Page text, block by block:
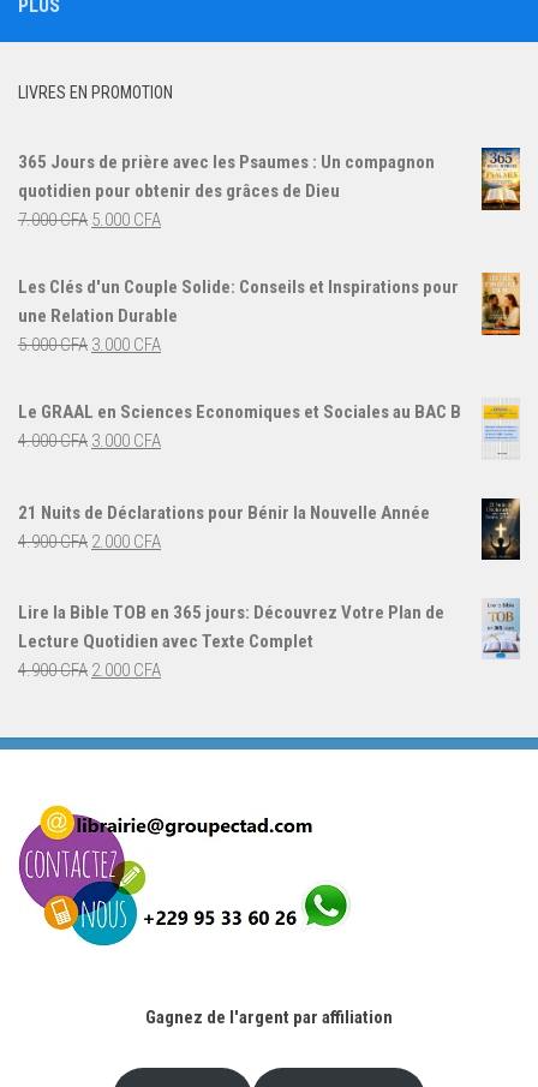
PLUS
LIVRES EN PROMOTION
365 Jours de prière avec les Psaumes : Un compagnon
quotidien pour obtenir des grâces de Dieu
7.000CFA Le
initial
était :
7.000 CFA.
5.000 CFALe
actuel
est :
Les Clés d'un Couple Solide: Conseils et Inspirations pour
une Relation Durable
5.000CFA Le
initial
était :
3.000 CFALe
actuel
Le GRAAL en Sciences Economiques et Sociales au BAC B
4.000CFA Le
4.000 CFA.
3.000 CFALe
3.000 CFA.
21 Nuits de Déclarations pour Bénir la Nouvelle Année
4.900CFA Le
4.900 CFA.
2.000 CFA
Lire la Bible TOB en 365 jours: Découvrez Votre Plan de
Lecture Quotidien avec Texte Complet
4.900CFA Le
était :
2.000 CFALe
est :
Gagnez de l'argent par affiliation